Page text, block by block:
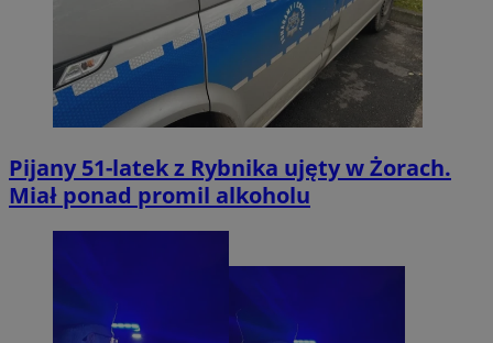
Pijany 51-latek z Rybnika ujęty w Żorach.
Miał ponad promil alkoholu